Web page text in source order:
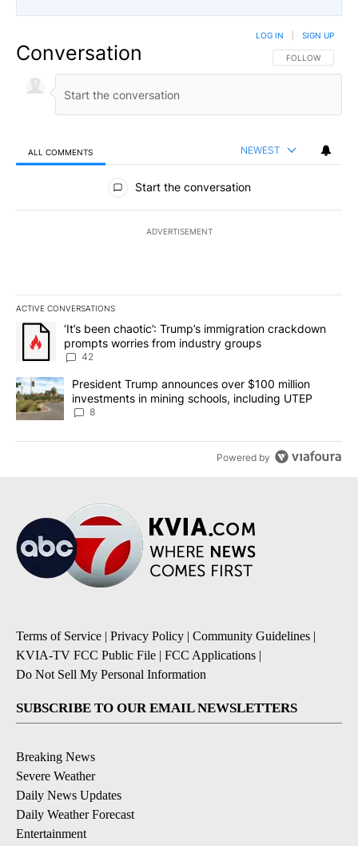
Conversation FOLLOW THIS
FOLLOW
LOG IN SIGN UP
ALL COMMENTS NEWEST
All Comments
Start the conversation
ADVERTISEMENT
ACTIVE CONVERSATIONS
The following is a list of the most commented articles in the last
A trending article titled "‘It’s been chaotic’: Trump’s
‘It’s been chaotic’: Trump’s immigration crackdown
prompts worries from industry groups
42
A trending article titled "President Trump announces over $100
President Trump announces over $100 million
investments in mining schools, including UTEP
8
Powered by
Terms of Service | Privacy Policy | Community Guidelines |
KVIA-TV FCC Public File | FCC Applications |
Do Not Sell My Personal Information
SUBSCRIBE TO OUR EMAIL NEWSLETTERS
Breaking News
Severe Weather
Daily News Updates
Daily Weather Forecast
Entertainment